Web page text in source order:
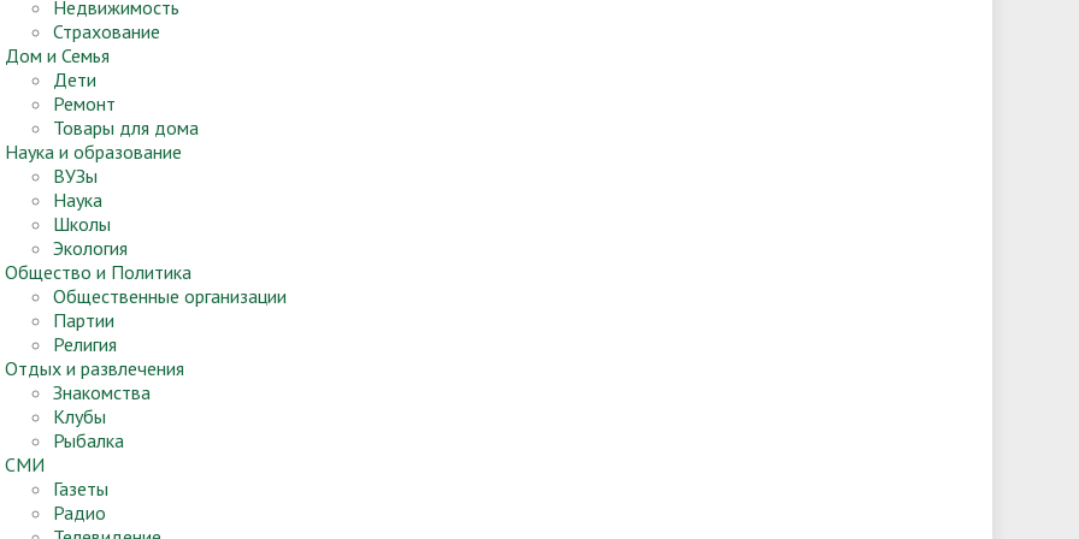
Недвижимость
Страхование
Дом и Семья
Дети
Ремонт
Товары для дома
Наука и образование
ВУЗы
Наука
Школы
Экология
Общество и Политика
Общественные организации
Партии
Религия
Отдых и развлечения
Знакомства
Клубы
Рыбалка
СМИ
Газеты
Радио